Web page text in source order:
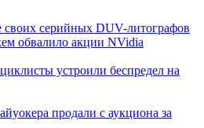
своих серийных DUV-литографов
обвалило акции NVidia
устроили беспредел на
продали с аукциона за